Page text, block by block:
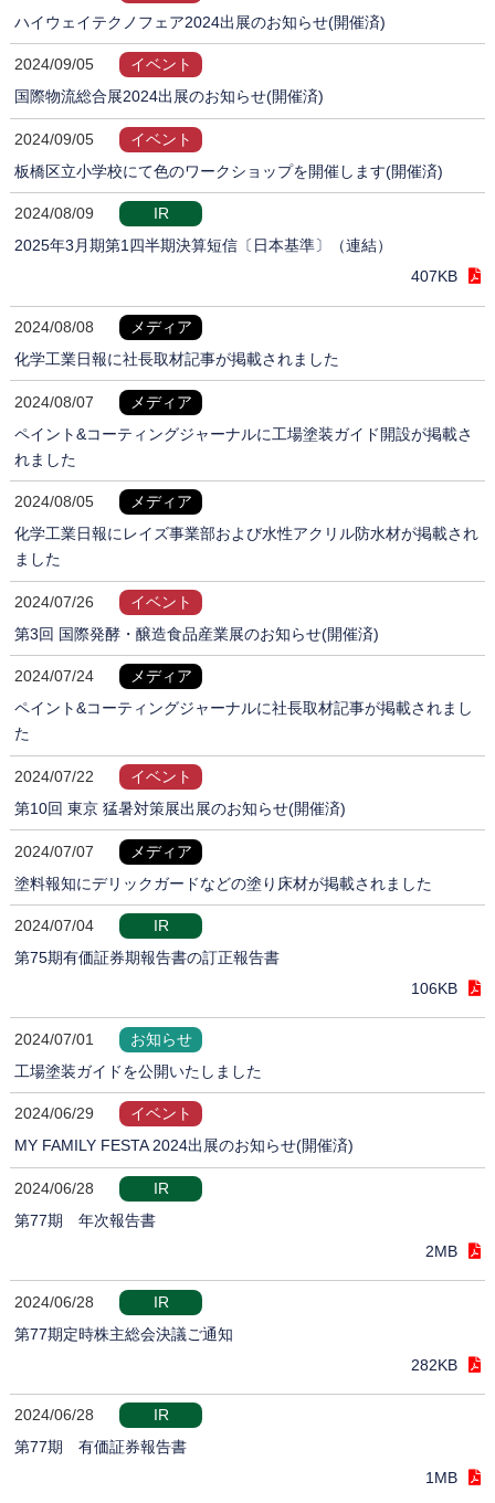
ハイウェイテクノフェア2024出展のお知らせ(開催済)
2024/09/05
イベント
国際物流総合展2024出展のお知らせ(開催済)
2024/09/05
イベント
板橋区立小学校にて色のワークショップを開催します(開催済)
2024/08/09
IR
2025年3月期第1四半期決算短信〔日本基準〕（連結）
407KB
2024/08/08
メディア
化学工業日報に社長取材記事が掲載されました
2024/08/07
メディア
ペイント&コーティングジャーナルに工場塗装ガイド開設が掲載さ
れました
2024/08/05
メディア
化学工業日報にレイズ事業部および水性アクリル防水材が掲載され
ました
2024/07/26
イベント
第3回 国際発酵・醸造食品産業展のお知らせ(開催済)
2024/07/24
メディア
ペイント&コーティングジャーナルに社長取材記事が掲載されまし
た
2024/07/22
イベント
第10回 東京 猛暑対策展出展のお知らせ(開催済)
2024/07/07
メディア
塗料報知にデリックガードなどの塗り床材が掲載されました
2024/07/04
IR
第75期有価証券期報告書の訂正報告書
106KB
2024/07/01
お知らせ
工場塗装ガイドを公開いたしました
2024/06/29
イベント
MY FAMILY FESTA 2024出展のお知らせ(開催済)
2024/06/28
IR
第77期 年次報告書
2MB
2024/06/28
IR
第77期定時株主総会決議ご通知
282KB
2024/06/28
IR
第77期 有価証券報告書
1MB